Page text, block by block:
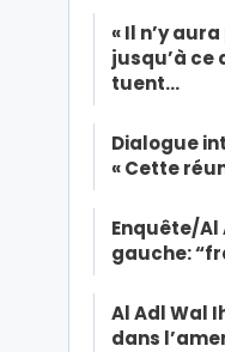
« Il n’y
jusqu’à ce
tuent…
Dialogue
« Cette
Enquête/Al
gauche:
Al Adl Wal
dans